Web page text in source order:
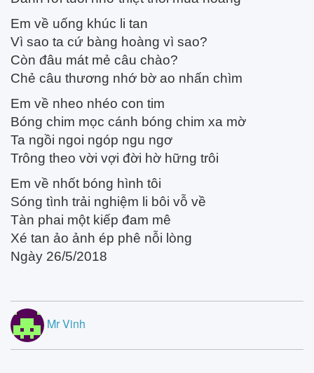
Em về uống khúc li tan
Vì sao ta cứ bàng hoàng vì sao?
Còn đâu mát mẻ câu chào?
Chẻ câu thương nhớ bờ ao nhấn chìm
Em về nheo nhéo con tim
Bóng chim mọc cánh bóng chim xa mờ
Ta ngồi ngoi ngóp ngu ngơ
Trông theo vời vợi đời hờ hững trôi
Em về nhốt bóng hình tôi
Sóng tình trải nghiệm li bôi vỗ về
Tàn phai một kiếp đam mê
Xé tan ảo ảnh ép phê nỗi lòng
Ngày 26/5/2018
Mr Vinh